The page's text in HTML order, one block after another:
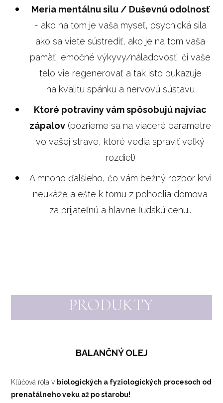
Meria mentálnu silu / Duševnú odolnosť
- ako na tom je vaša myseľ, psychická sila
ako sa viete sústrediť, ako je na tom vaša
pamäť, emočné výkyvy/náladovosť, či vaše
telo vie regenerovať a tak isto pukazuje
na kvalitu spánku a nervovú sústavu
Ktoré potraviny vám spôsobujú najviac
zápalov (pozrieme sa na viaceré parametre
vo vašej strave, ktoré vedia spraviť veľký
rozdiel)
A mnoho ďalšieho, čo vám bežný rozbor krvi
neukáže a ešte k tomu z pohodlia domova
za prijateľnú a hlavne ľudskú cenu..
PRODUKTY
BALANČNÝ OLEJ
Kľúčová rola v biologických a fyziologických procesoch od
prenatálneho veku až po starobu!